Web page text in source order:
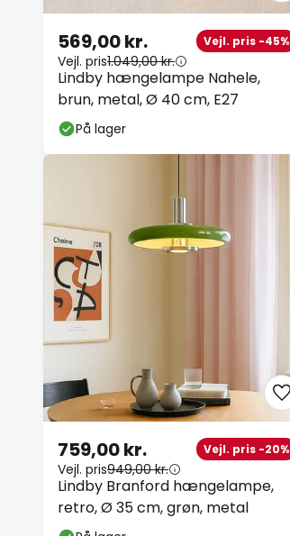
Lindby hængelampe Nahele,
brun, metal, Ø 40 cm, E27
569,00 kr. Vejl. pris -45%
Vejl. pris1.049,00 kr.
På lager
Lindby Branford hængelampe,
retro, Ø 35 cm, grøn, metal
759,00 kr. Vejl. pris -20%
Vejl. pris949,00 kr.